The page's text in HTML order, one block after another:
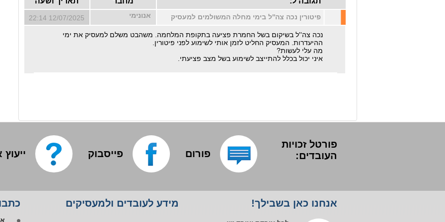
פיטורין נכה צה''ל בימי מחלה המשולמים למעסיק
אנונימי 12/07/2025 22:14
נכה צה''ל בשיקום בשל החמרת פציעה בתקופת המלחמה. משהבט משלם למעסיק את ימי
ההיעדרות. המעסיק החליט לזמן אותי לשימוע לפני פיטורין.
מה עלי לעשות?
איני יכול בכלל להתייצב לשימוע בשל מצב פציעתי.
פורטל זכויות
העובדים:
פורום פייסבוק ייעוץ
אנחנו כאן בשבילך! מידע לעובדים ולמעסיקים